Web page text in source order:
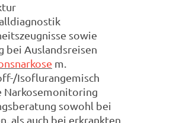
sowie
bei Auslandsreisen
m.
Isoflurangemisch
Narkosemonitoring
sowohl bei
als auch bei erkrankten